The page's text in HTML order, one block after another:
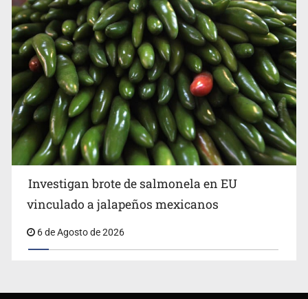
Investigan brote de salmonela en EU
vinculado a jalapeños mexicanos
6 de Agosto de 2026